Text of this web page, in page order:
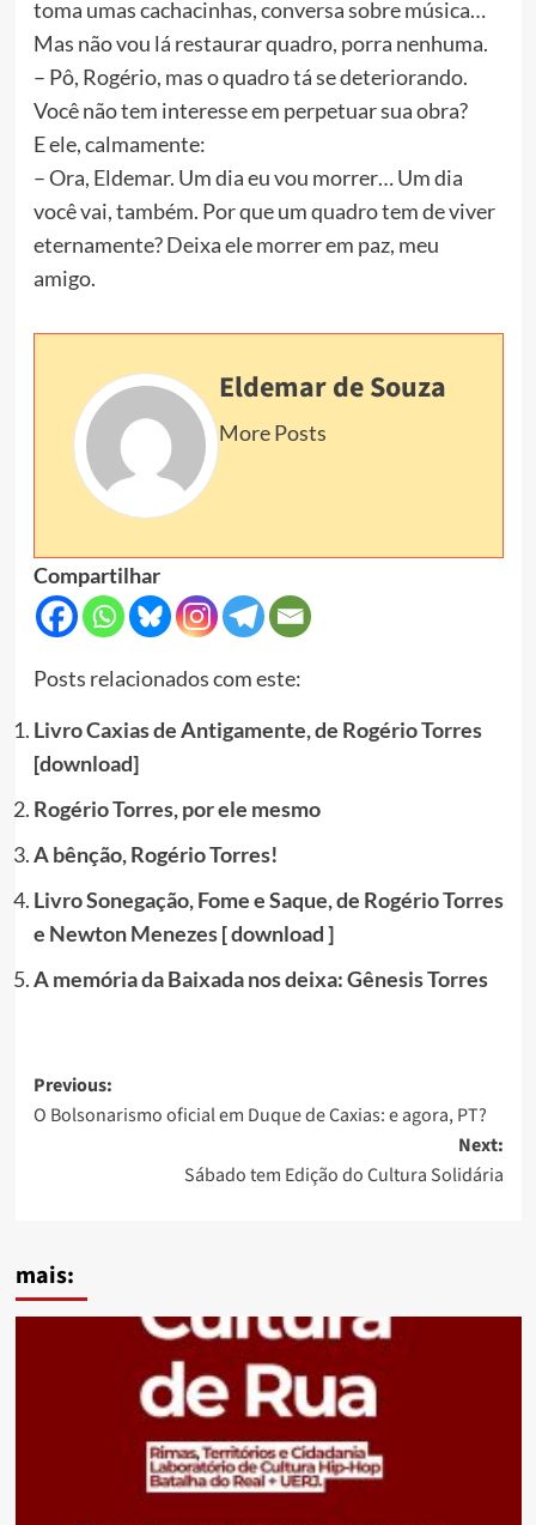
toma umas cachacinhas, conversa sobre música…
Mas não vou lá restaurar quadro, porra nenhuma.
– Pô, Rogério, mas o quadro tá se deteriorando.
Você não tem interesse em perpetuar sua obra?
E ele, calmamente:
– Ora, Eldemar. Um dia eu vou morrer… Um dia
você vai, também. Por que um quadro tem de viver
eternamente? Deixa ele morrer em paz, meu
amigo.
Eldemar de Souza
More Posts
Compartilhar
Posts relacionados com este:
Livro Caxias de Antigamente, de Rogério Torres
[download]
Rogério Torres, por ele mesmo
A bênção, Rogério Torres!
Livro Sonegação, Fome e Saque, de Rogério Torres
e Newton Menezes [ download ]
A memória da Baixada nos deixa: Gênesis Torres
Post
navigation
Previous:
O Bolsonarismo oficial em Duque de Caxias: e agora, PT?
Next:
Sábado tem Edição do Cultura Solidária
mais: